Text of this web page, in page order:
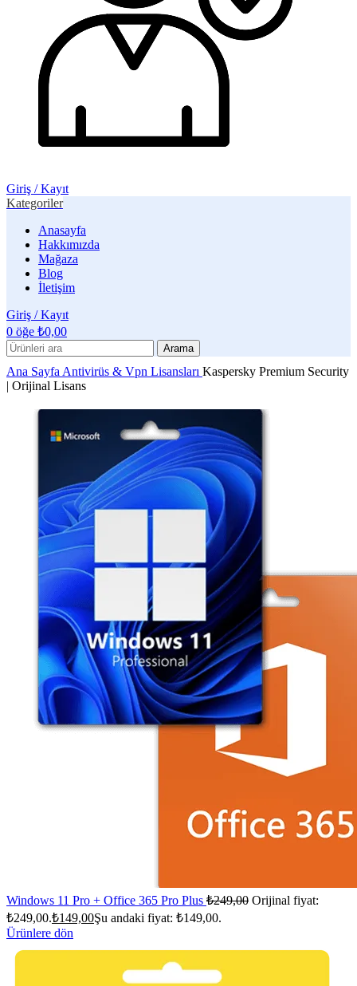
Giriş / Kayıt
Kategoriler
Anasayfa
Hakkımızda
Mağaza
Blog
İletişim
Giriş / Kayıt
0 öğe ₺0,00
Arama
Ana Sayfa Antivirüs & Vpn Lisansları Kaspersky Premium Security
| Orijinal Lisans
Windows 11 Pro + Office 365 Pro Plus ₺249,00 Orijinal fiyat:
₺249,00.₺149,00Şu andaki fiyat: ₺149,00.
Ürünlere dön